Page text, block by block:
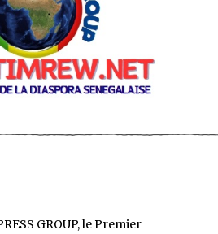
GROUP, le Premier